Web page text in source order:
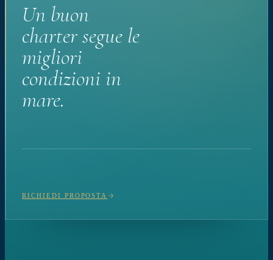
Un buon
charter segue le
migliori
condizioni in
mare.
RICHIEDI PROPOSTA